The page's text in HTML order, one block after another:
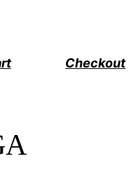
Checkout